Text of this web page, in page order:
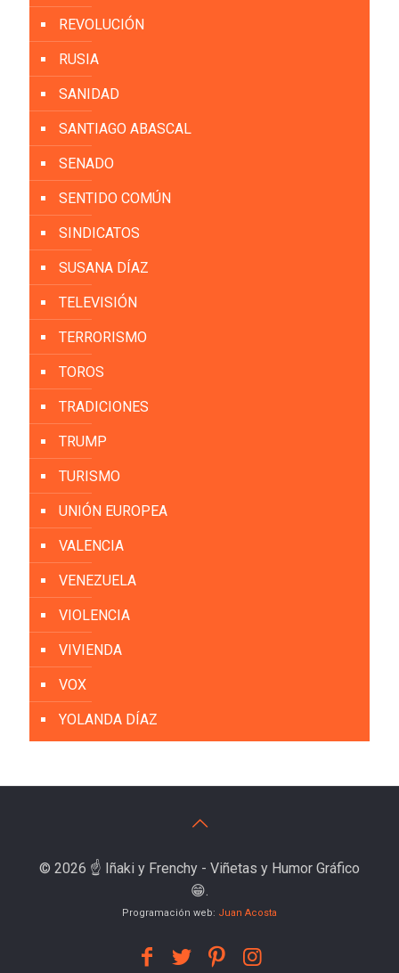
REVOLUCIÓN
RUSIA
SANIDAD
SANTIAGO ABASCAL
SENADO
SENTIDO COMÚN
SINDICATOS
SUSANA DÍAZ
TELEVISIÓN
TERRORISMO
TOROS
TRADICIONES
TRUMP
TURISMO
UNIÓN EUROPEA
VALENCIA
VENEZUELA
VIOLENCIA
VIVIENDA
VOX
YOLANDA DÍAZ
© 2026 ☝️ Iñaki y Frenchy - Viñetas y Humor Gráfico
😁.
Programación web: Juan Acosta